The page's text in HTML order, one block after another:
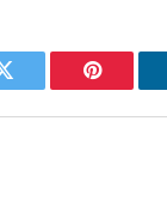
Twitter Pinterest